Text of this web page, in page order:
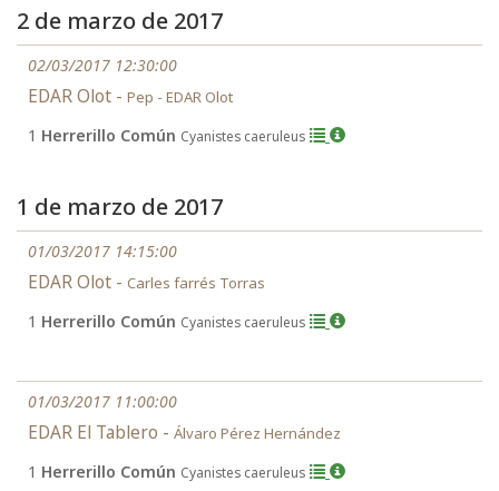
2 de marzo de 2017
02/03/2017 12:30:00
EDAR Olot - Pep - EDAR Olot
1 Herrerillo Común Cyanistes caeruleus
1 de marzo de 2017
01/03/2017 14:15:00
EDAR Olot - Carles farrés Torras
1 Herrerillo Común Cyanistes caeruleus
01/03/2017 11:00:00
EDAR El Tablero - Álvaro Pérez Hernández
1 Herrerillo Común Cyanistes caeruleus